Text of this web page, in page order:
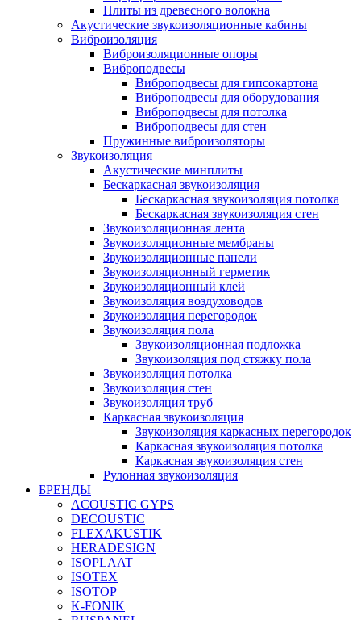
Плиты из древесного волокна
Акустические звукоизоляционные кабины
Виброизоляция
Виброизоляционные опоры
Виброподвесы
Виброподвесы для гипсокартона
Виброподвесы для оборудования
Виброподвесы для потолка
Виброподвесы для стен
Пружинные виброизоляторы
Звукоизоляция
Акустические минплиты
Бескаркасная звукоизоляция
Бескаркасная звукоизоляция потолка
Бескаркасная звукоизоляция стен
Звукоизоляционная лента
Звукоизоляционные мембраны
Звукоизоляционные панели
Звукоизоляционный герметик
Звукоизоляционный клей
Звукоизоляция воздуховодов
Звукоизоляция перегородок
Звукоизоляция пола
Звукоизоляционная подложка
Звукоизоляция под стяжку пола
Звукоизоляция потолка
Звукоизоляция стен
Звукоизоляция труб
Каркасная звукоизоляция
Звукоизоляция каркасных перегородок
Каркасная звукоизоляция потолка
Каркасная звукоизоляция стен
Рулонная звукоизоляция
БРЕНДЫ
ACOUSTIC GYPS
DECOUSTIC
FLEXAKUSTIK
HERADESIGN
ISOPLAAT
ISOTEX
ISOTOP
K-FONIK